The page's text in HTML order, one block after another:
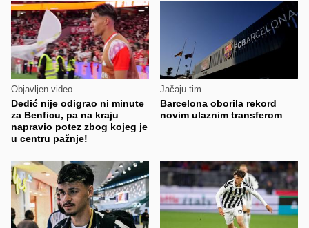
Objavljen video
Dedić nije odigrao ni minute
za Benficu, pa na kraju
napravio potez zbog kojeg je
u centru pažnje!
Jačaju tim
Barcelona oborila rekord
novim ulaznim transferom